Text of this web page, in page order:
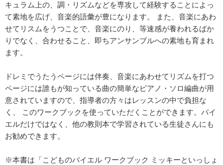
キュラム上の、調・リズムなどを専攻して経験することによっ
て素地を広げ、音楽的語彙が豊になります。 また、音楽にあわ
せてリスムをうつことで、音楽にのり、等速感が養われるばか
りでなく、合わせること、即ちアンサンブルへの素地も育まれ
ます。
ドレミでうたうページには伴奏、音楽にあわせてリズムを打つ
ページには誰もが知っている曲の簡単なピアノ・ソロ編曲が用
意されていますので、指導者の方々はレッスンの中で負担な
く、 このワークブックを使っていただくことができます。バイ
エルだけではなく、他の教則本で学習されている生徒さんにも
お勧めできます。
※本書は「こどものバイエル ワークブック ミッキーといっしょ